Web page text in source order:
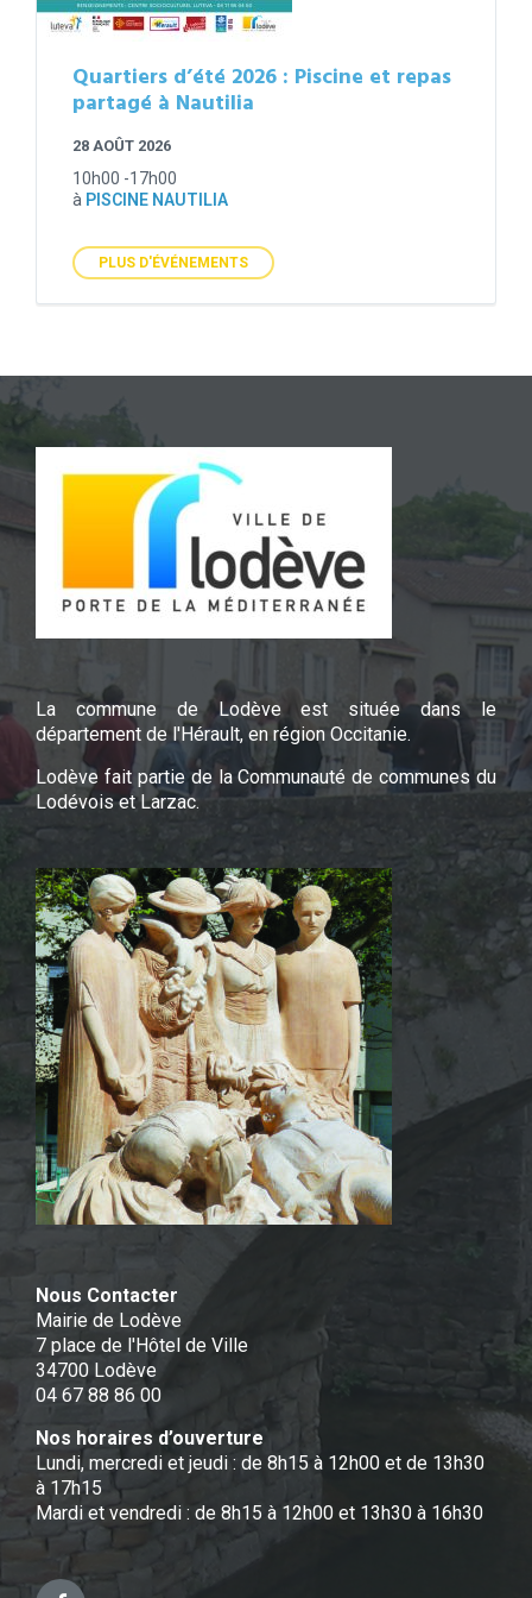
Quartiers d’été 2026 : Piscine et repas
partagé à Nautilia
28 AOÛT 2026
10h00 -17h00
à PISCINE NAUTILIA
PLUS D'ÉVÉNEMENTS
La commune de Lodève est située dans le
département de l'Hérault, en région Occitanie.
Lodève fait partie de la Communauté de communes du
Lodévois et Larzac.
Nous Contacter
Mairie de Lodève
7 place de l'Hôtel de Ville
34700 Lodève
04 67 88 86 00
Nos horaires d’ouverture
Lundi, mercredi et jeudi : de 8h15 à 12h00 et de 13h30
à 17h15
Mardi et vendredi : de 8h15 à 12h00 et 13h30 à 16h30